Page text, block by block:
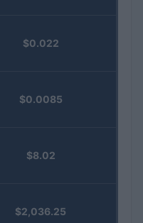
$0.022
$0.0085
$8.02
$2,036.25